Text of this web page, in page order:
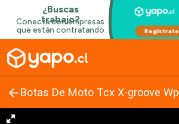
Botas De Moto Tcx X-groove Wp